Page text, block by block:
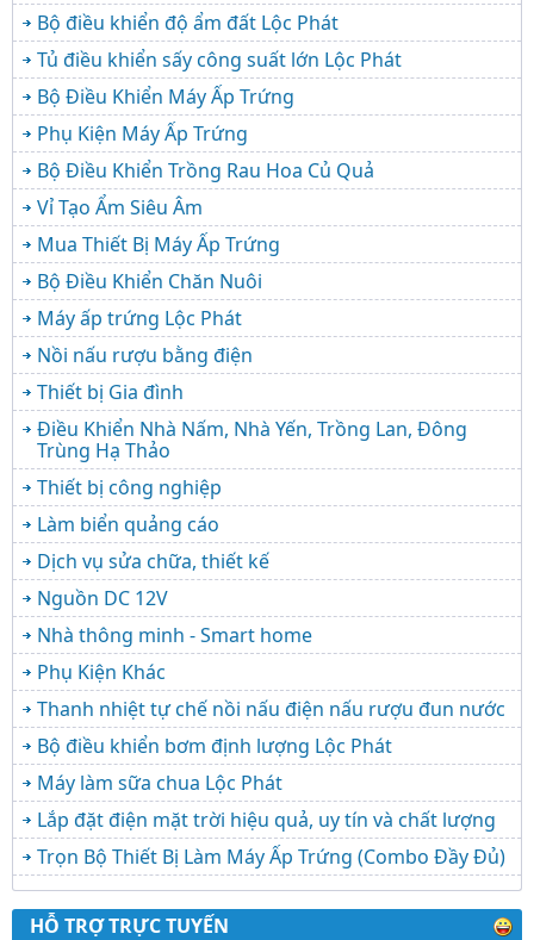
Bộ điều khiển độ ẩm đất Lộc Phát
Tủ điều khiển sấy công suất lớn Lộc Phát
Bộ Điều Khiển Máy Ấp Trứng
Phụ Kiện Máy Ấp Trứng
Bộ Điều Khiển Trồng Rau Hoa Củ Quả
Vỉ Tạo Ẩm Siêu Âm
Mua Thiết Bị Máy Ấp Trứng
Bộ Điều Khiển Chăn Nuôi
Máy ấp trứng Lộc Phát
Nồi nấu rượu bằng điện
Thiết bị Gia đình
Điều Khiển Nhà Nấm, Nhà Yến, Trồng Lan, Đông
Trùng Hạ Thảo
Thiết bị công nghiệp
Làm biển quảng cáo
Dịch vụ sửa chữa, thiết kế
Nguồn DC 12V
Nhà thông minh - Smart home
Phụ Kiện Khác
Thanh nhiệt tự chế nồi nấu điện nấu rượu đun nước
Bộ điều khiển bơm định lượng Lộc Phát
Máy làm sữa chua Lộc Phát
Lắp đặt điện mặt trời hiệu quả, uy tín và chất lượng
Trọn Bộ Thiết Bị Làm Máy Ấp Trứng (Combo Đầy Đủ)
HỖ TRỢ TRỰC TUYẾN